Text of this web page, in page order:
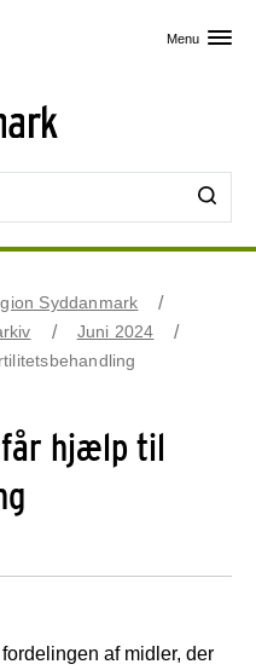
Menu
Syddanmark
Juni 2024
får hjælp til
af midler, der